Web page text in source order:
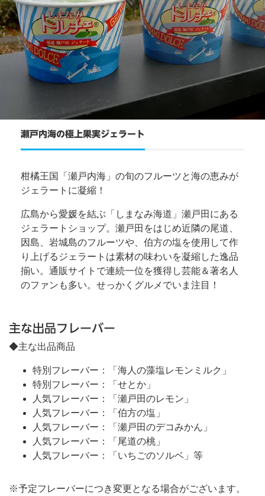
瀬戸内海の極上果実ジェラート
柑橘王国「瀬戸内海」の旬のフルーツと海の恵みが
ジェラートに凝縮！
広島から愛媛を結ぶ「しまなみ海道」瀬戸田にある
ジェラートショップ。瀬戸田をはじめ近隣の尾道、
因島、岩城島のフルーツや、伯方の塩を使用して作
り上げるジェラートは素材の味わいを凝縮した逸品
揃い。通販サイトで連続一位を獲得し芸能＆著名人
のファンも多い。せっかくグルメでいま注目！
主な出品フレーバー
◆主な出品商品
特別フレーバー：「海人の藻塩レモンミルク」
特別フレーバー：「せとか」
人気フレーバー：「瀬戸田のレモン」
人気フレーバー：「伯方の塩」
人気フレーバー：「瀬戸田のデコみかん」
人気フレーバー：「尾道の桃」
人気フレーバー：「いちごのソルベ」等
※予定フレーバーにつき変更となる場合がございます。